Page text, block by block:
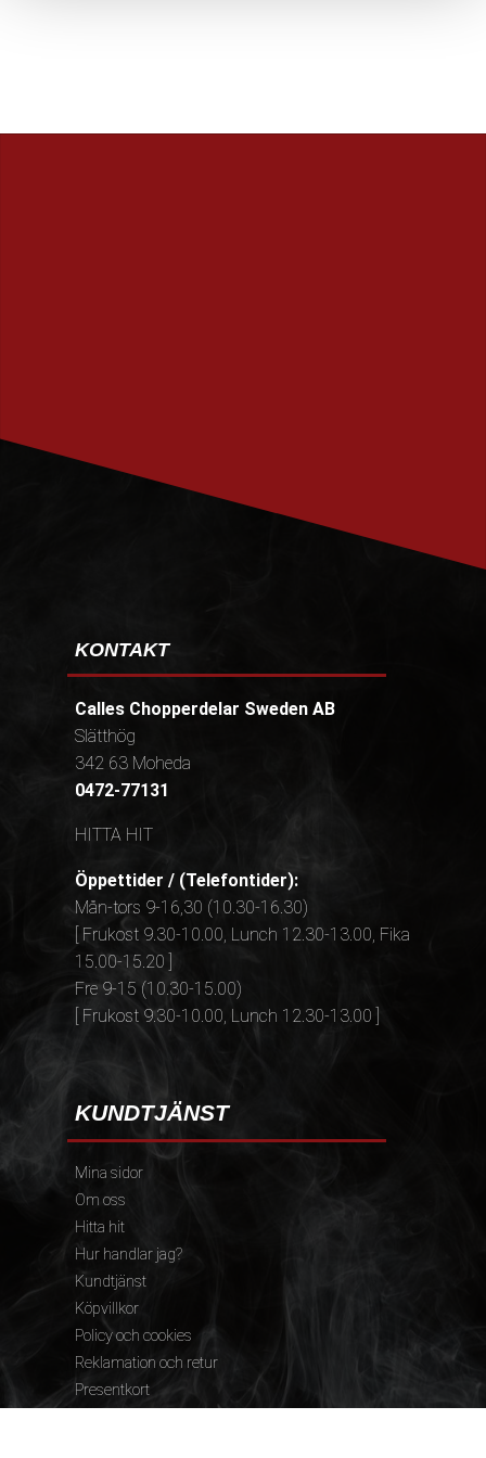
KONTAKT
Calles Chopperdelar Sweden AB
Slätthög
342 63 Moheda
0472-77131
HITTA HIT
Öppettider / (Telefontider):
Mån-tors 9-16,30 (10.30-16.30)
[ Frukost 9.30-10.00, Lunch 12.30-13.00, Fika
15.00-15.20 ]
Fre 9-15 (10.30-15.00)
[ Frukost 9.30-10.00, Lunch 12.30-13.00 ]
KUNDTJÄNST
Mina sidor
Om oss
Hitta hit
Hur handlar jag?
Kundtjänst
Köpvillkor
Policy och cookies
Reklamation och retur
Presentkort